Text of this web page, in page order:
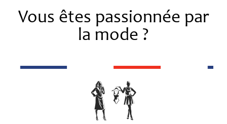
Vous êtes passionnée par
la mode ?